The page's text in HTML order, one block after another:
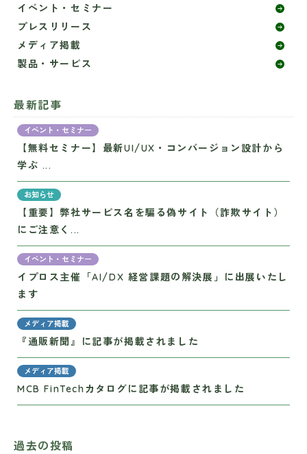
イベント・セミナー
プレスリリース
メディア掲載
製品・サービス
最新記事
イベント・セミナー
【無料セミナー】最新UI/UX・コンバージョン設計から
学ぶ ...
お知らせ
【重要】弊社サービス名を騙る偽サイト（詐欺サイト）
にご注意く...
イベント・セミナー
イプロス主催「AI/DX 経営課題の解決展」に出展いたし
ます
メディア掲載
『通販新聞』に記事が掲載されました
メディア掲載
MCB FinTechカタログに記事が掲載されました
過去の投稿